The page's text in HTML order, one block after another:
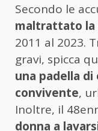
Secondo le
maltrattato la
2011 al 2023.
gravi, spicca
una padella
convivente,
Inoltre, il
donna a